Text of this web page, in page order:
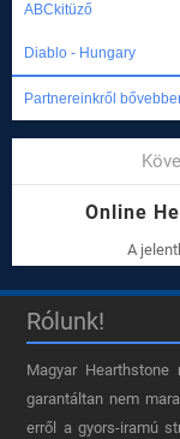
ABCkitüző
Diablo - Hungary
Partnereinkről
Online
A
Rólunk!
Magyar
garantáltan nem
erről a gyors-iramú